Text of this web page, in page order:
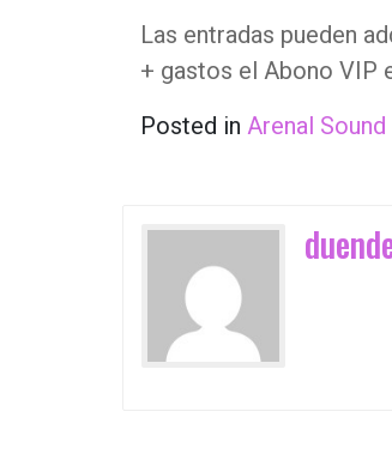
Las entradas pueden
+ gastos el Abono VIP
Posted in Arenal Sound